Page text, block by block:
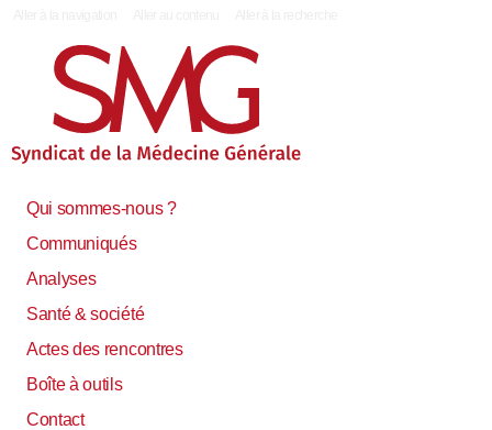
Qui sommes-nous ?
Communiqués
Analyses
Santé & société
Actes des rencontres
Boîte à outils
Contact